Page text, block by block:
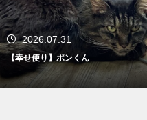
2026.07.31
【幸せ便り】ポンくん